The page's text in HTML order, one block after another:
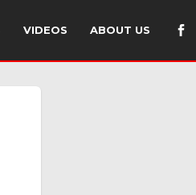
VIDEOS ABOUT US